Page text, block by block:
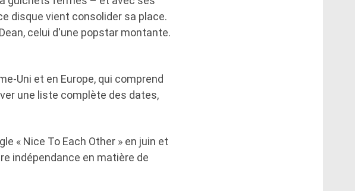
disque vient consolider sa place.
celui d'une popstar montante.
Uni et en Europe, qui comprend
une liste complète des dates,
« Nice To Each Other » en juin et
indépendance en matière de